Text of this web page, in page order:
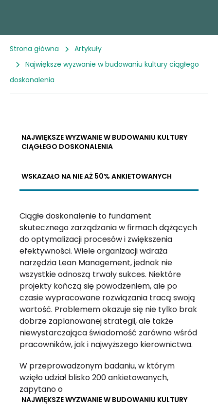
Strona główna
Artykuły
Największe wyzwanie w budowaniu kultury ciągłego
doskonalenia
NAJWIĘKSZE WYZWANIE W BUDOWANIU KULTURY
CIĄGŁEGO DOSKONALENIA
WSKAZAŁO NA NIE AŻ 50% ANKIETOWANYCH
Ciągłe doskonalenie to fundament
skutecznego zarządzania w firmach dążących
do optymalizacji procesów i zwiększenia
efektywności. Wiele organizacji wdraża
narzędzia Lean Management, jednak nie
wszystkie odnoszą trwały sukces. Niektóre
projekty kończą się powodzeniem, ale po
czasie wypracowane rozwiązania tracą swoją
wartość. Problemem okazuje się nie tylko brak
dobrze zaplanowanej strategii, ale także
niewystarczająca świadomość zarówno wśród
pracowników, jak i najwyższego kierownictwa.
W przeprowadzonym badaniu, w którym
wzięło udział blisko 200 ankietowanych,
zapytano o
NAJWIĘKSZE WYZWANIE W BUDOWANIU KULTURY